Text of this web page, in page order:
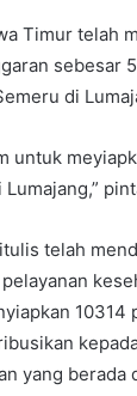
Timur telah
sebesar
di
untuk
telah
10314
yang berada